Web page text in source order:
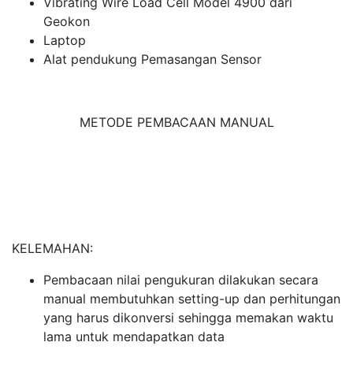
Geokon
Laptop
Alat pendukung Pemasangan Sensor
METODE PEMBACAAN MANUAL
KELEMAHAN:
Pembacaan nilai pengukuran dilakukan secara
manual membutuhkan setting-up dan perhitungan
yang harus dikonversi sehingga memakan waktu
lama untuk mendapatkan data